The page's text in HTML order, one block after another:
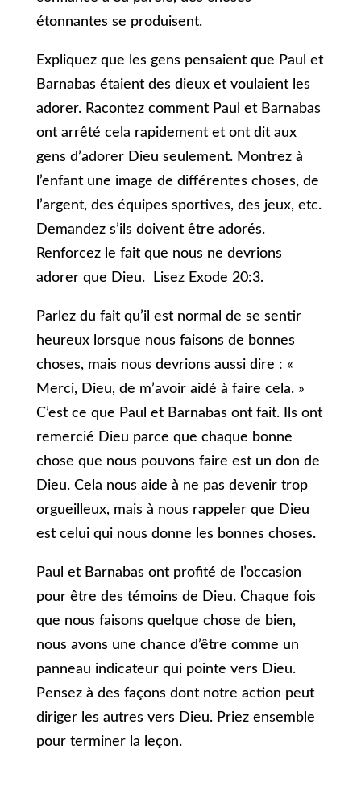
étonnantes se produisent.
Expliquez que les gens pensaient que Paul et
Barnabas étaient des dieux et voulaient les
adorer. Racontez comment Paul et Barnabas
ont arrêté cela rapidement et ont dit aux
gens d’adorer Dieu seulement. Montrez à
l’enfant une image de différentes choses, de
l’argent, des équipes sportives, des jeux, etc.
Demandez s’ils doivent être adorés.
Renforcez le fait que nous ne devrions
adorer que Dieu. Lisez Exode 20:3.
Parlez du fait qu’il est normal de se sentir
heureux lorsque nous faisons de bonnes
choses, mais nous devrions aussi dire : «
Merci, Dieu, de m’avoir aidé à faire cela. »
C’est ce que Paul et Barnabas ont fait. Ils ont
remercié Dieu parce que chaque bonne
chose que nous pouvons faire est un don de
Dieu. Cela nous aide à ne pas devenir trop
orgueilleux, mais à nous rappeler que Dieu
est celui qui nous donne les bonnes choses.
Paul et Barnabas ont profité de l’occasion
pour être des témoins de Dieu. Chaque fois
que nous faisons quelque chose de bien,
nous avons une chance d’être comme un
panneau indicateur qui pointe vers Dieu.
Pensez à des façons dont notre action peut
diriger les autres vers Dieu. Priez ensemble
pour terminer la leçon.